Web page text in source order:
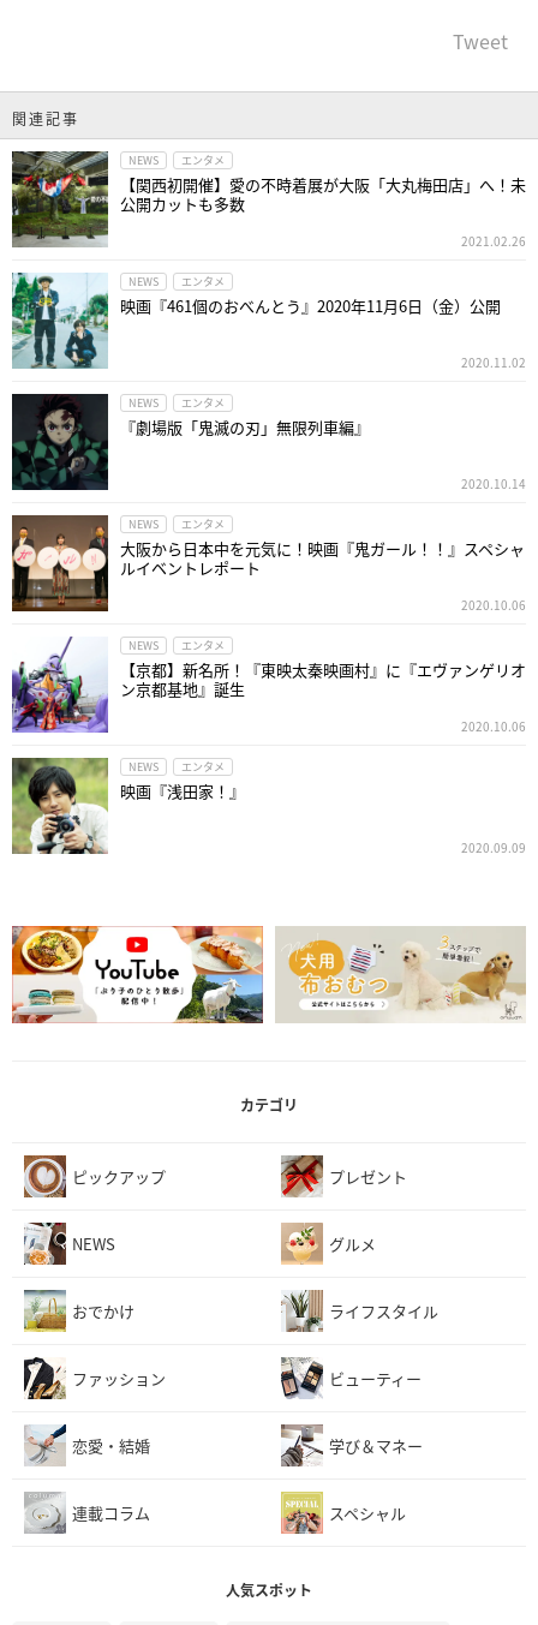
Tweet
関連記事
NEWS エンタメ
【関西初開催】愛の不時着展が大阪「大丸梅田店」へ！未
公開カットも多数
2021.02.26
NEWS エンタメ
映画『461個のおべんとう』2020年11月6日（金）公開
2020.11.02
NEWS エンタメ
『劇場版「鬼滅の刃」無限列車編』
2020.10.14
NEWS エンタメ
大阪から日本中を元気に！映画『鬼ガール！！』スペシャ
ルイベントレポート
2020.10.06
NEWS エンタメ
【京都】新名所！『東映太秦映画村』に『エヴァンゲリオ
ン京都基地』誕生
2020.10.06
NEWS エンタメ
映画『浅田家！』
2020.09.09
カテゴリ
ピックアップ プレゼント
NEWS グルメ
おでかけ ライフスタイル
ファッション ビューティー
恋愛・結婚 学び＆マネー
連載コラム スペシャル
人気スポット